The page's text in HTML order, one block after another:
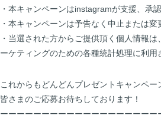
・本キャンペーンはinstagramが支援、承
・本キャンペーンは予告なく中止または
・当選された方からご提供頂く個人情報
ーケティングのための各種統計処理に利用
これからもどんどんプレゼントキャンペー
皆さまのご応募お待ちしております！
ーーーーーーーーーーーーーーーーーー